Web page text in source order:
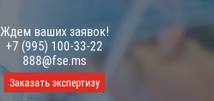
Ждем ваших заявок!
+7 (995) 100-33-22
888@fse.ms
Заказать экспертизу